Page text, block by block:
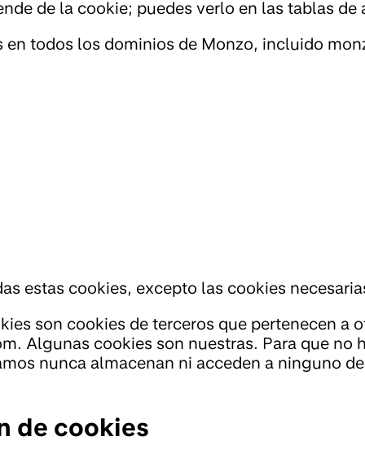
de la cookie; puedes verlo en las tablas de
en todos los dominios de Monzo, incluido
estas cookies, excepto las cookies
son cookies de terceros que pertenecen a
Algunas cookies son nuestras. Para que no
nunca almacenan ni acceden a ninguno
de cookies